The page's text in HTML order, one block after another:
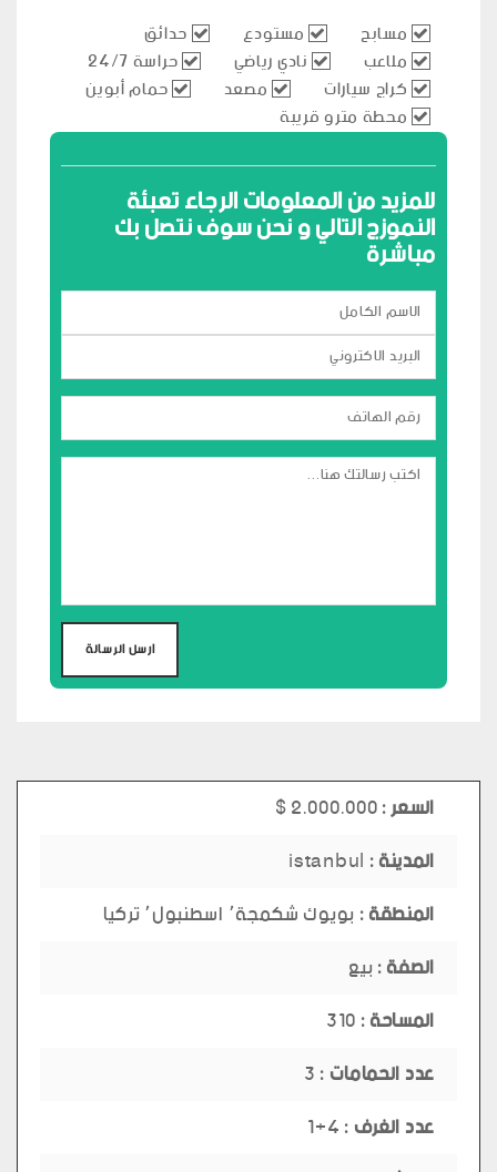
مسابح مستودع
ملاعب نادي رياضي
كراج سيارات مصعد
محطة مترو قريبة
للمزيد من المعلومات الرجاء تعبئة
النموزج التالي و نحن سوف نتصل بك
مباشرة
السعر :
المدينة :
المنطقة :بويوك شكمجة٬ اسطنبول٬ تركيا
الصفة :بيع
المساحة :
عدد الحمامات :
عدد الغرف :